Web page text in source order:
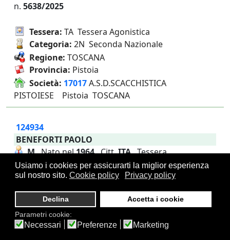
Usiamo i cookies per assicurarti la miglior esperienza
sul nostro sito. Cookie policy Privacy policy
Declina
Accetta i cookie
Parametri cookie:
Necessari Preferenze Marketing
n. 5638/2025
Tessera: TA Tessera Agonistica
Categoria: 2N Seconda Nazionale
Regione: TOSCANA
Provincia: Pistoia
Società: 17017A.S.D.SCACCHISTICA
PISTOIESE Pistoia TOSCANA
124934
BENEFORTI PAOLO
MNato nel1964Citt.ITATessera
n.14140/2025
Tessera:TA Tessera Agonistica
Categoria:
NC Non Classificato
Regione:TOSCANA
Provincia:Pistoia